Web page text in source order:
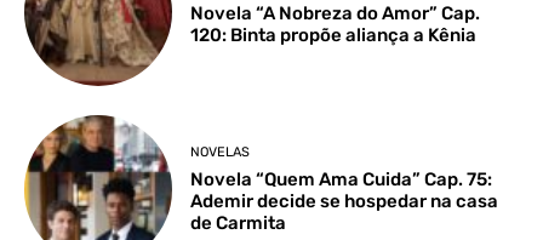
Novela “A Nobreza do Amor” Cap.
120: Binta propõe aliança a Kênia
NOVELAS
Novela “Quem Ama Cuida” Cap. 75:
Ademir decide se hospedar na casa
de Carmita